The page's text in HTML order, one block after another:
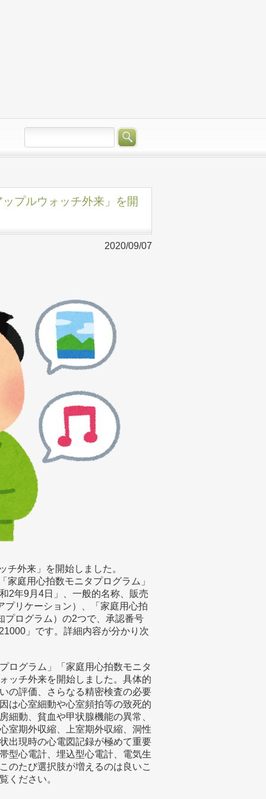
プルウォッチ外来」を開
2020/09/07
チ外来」を開始しました。
庭用心拍数モニタプログラム」
2年9月4日」、一般的名称、販売
リケーション）、「家庭用心拍
プログラム）の2つで、承認番号
」です。詳細内容が分かり次
ログラム」「家庭用心拍数モニタ
ッチ外来を開始しました。具体的
の評価、さらなる精密検査の必要
は心室細動や心室頻拍等の致死的
細動、貧血や甲状腺機能の異常、
室期外収縮、上室期外収縮、洞性
出現時の心電図記録が極めて重要
型心電計、埋込型心電計、電気生
のたび選択肢が増えるのは良いこ
ください。